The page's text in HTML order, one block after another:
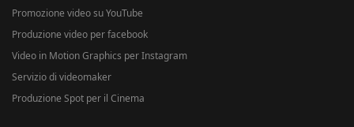
Promozione video su YouTube
Produzione video per facebook
Video in Motion Graphics per Instagram
Servizio di videomaker
Produzione Spot per il Cinema